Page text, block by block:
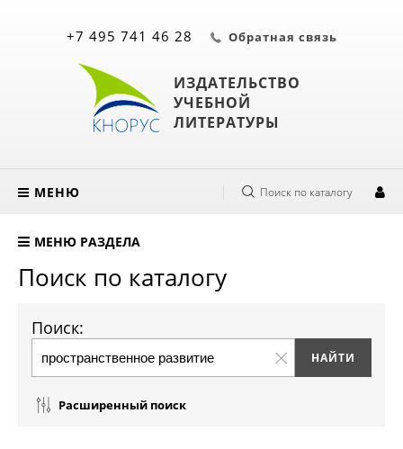
ИЗДАТЕЛЬСТВО
УЧЕБНОЙ
ЛИТЕРАТУРЫ
+7 495 741 46 28 Обратная связь
МЕНЮ Поиск по каталогу
МЕНЮ РАЗДЕЛА
Поиск по каталогу
Поиск:
Расширенный поиск